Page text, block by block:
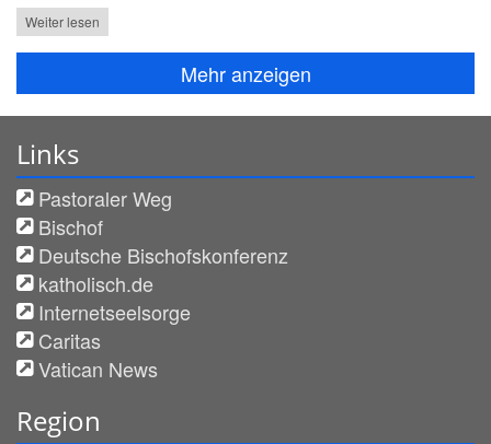
Weiter lesen
Mehr anzeigen
Links
Pastoraler Weg
Bischof
Deutsche Bischofskonferenz
katholisch.de
Internetseelsorge
Caritas
Vatican News
Region